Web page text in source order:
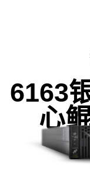
6163
心